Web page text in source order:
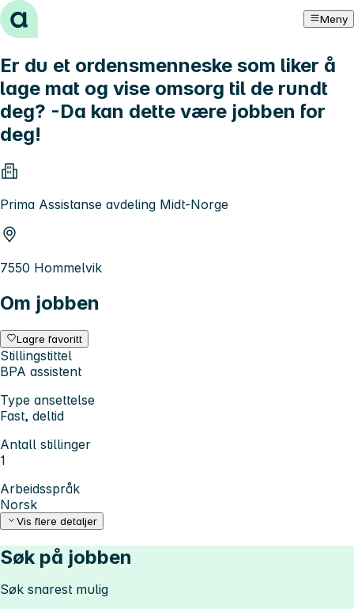
Hopp til innhold Meny
Er du et ordensmenneske som liker å
lage mat og vise omsorg til de rundt
deg? -Da kan dette være jobben for
deg!
Prima Assistanse avdeling Midt-Norge
7550 Hommelvik
Om jobben
Lagre favoritt
Stillingstittel
BPA assistent
Type ansettelse
Fast, deltid
Antall stillinger
1
Arbeidsspråk
Norsk
Vis flere detaljer
Søk på jobben
Søk snarest mulig